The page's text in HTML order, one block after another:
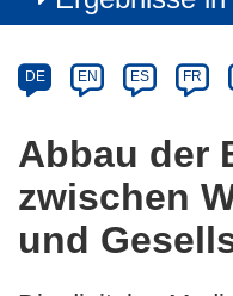
Category
Article
available
the
following
languages:
DE EN ES FR
Abbau der
zwischen
und